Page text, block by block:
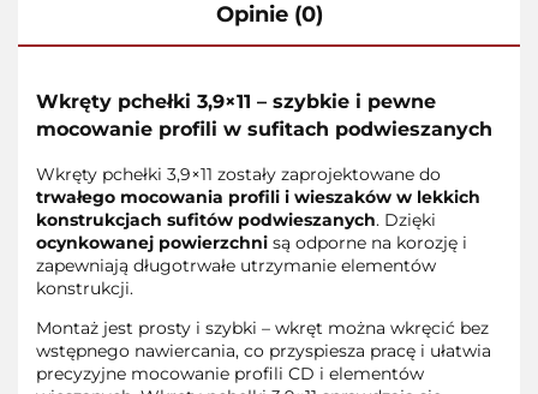
Opinie (0)
Wkręty pchełki 3,9×11 – szybkie i pewne
mocowanie profili w sufitach podwieszanych
Wkręty pchełki 3,9×11 zostały zaprojektowane do
trwałego mocowania profili i wieszaków w lekkich
konstrukcjach sufitów podwieszanych. Dzięki
ocynkowanej powierzchni są odporne na korozję i
zapewniają długotrwałe utrzymanie elementów
konstrukcji.
Montaż jest prosty i szybki – wkręt można wkręcić bez
wstępnego nawiercania, co przyspiesza pracę i ułatwia
precyzyjne mocowanie profili CD i elementów